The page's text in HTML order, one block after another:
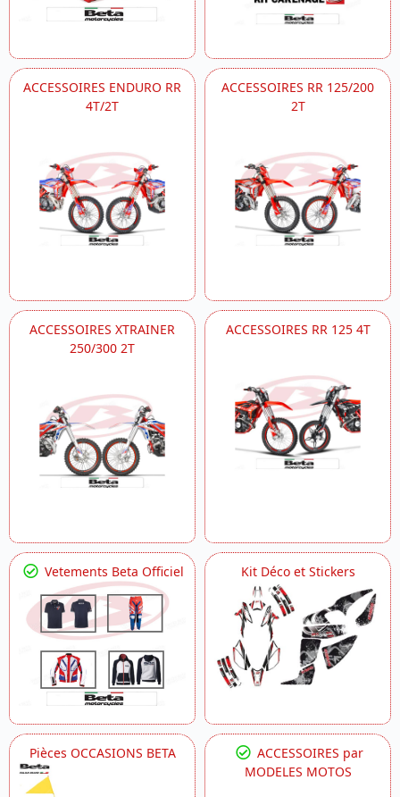
ACCESSOIRES ENDURO RR
4T/2T
ACCESSOIRES RR 125/200
2T
ACCESSOIRES XTRAINER
250/300 2T
ACCESSOIRES RR 125 4T
Vetements Beta Officiel Kit Déco et Stickers
Pièces OCCASIONS BETA
ACCESSOIRES par
MODELES MOTOS